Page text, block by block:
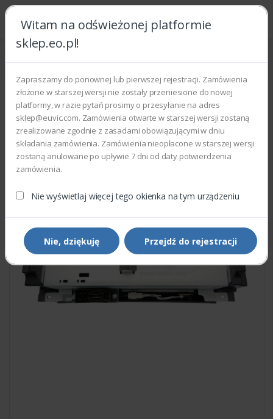
Witam na odświeżonej platformie
sklep.eo.pl!
Zapraszamy do ponownej lub pierwszej rejestracji. Zamówienia
złożone w starszej wersji nie zostały przeniesione do nowej
platformy, w razie pytań prosimy o przesyłanie na adres
sklep@euvic.com. Zamówienia otwarte w starszej wersji zostaną
zrealizowane zgodnie z zasadami obowiązującymi w dniu
składania zamówienia. Zamówienia nieopłacone w starszej wersji
zostaną anulowane po upływie 7 dni od daty potwierdzenia
zamówienia.
Nie wyświetlaj więcej tego okienka na tym urządzeniu
Nie, dziękuję Przejdź do rejestracji
Strona główna Części zamienne